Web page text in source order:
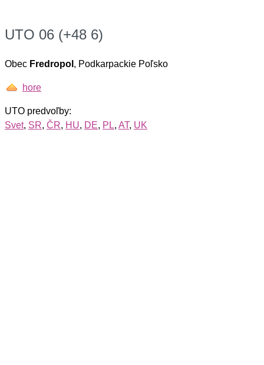
UTO 06 (+48 6)
Obec Fredropol , Podkarpackie Poľsko
hore
UTO predvoľby:
Svet, SR, ČR, HU, DE, PL, AT, UK